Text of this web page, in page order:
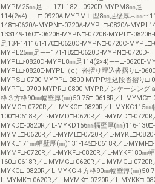
MYPM25㎜足――171-182□-0920D-MYPM8㎜足
114(2×4)――□-0920A-MYPMＬ型8㎜足壁厚︵㎜
148□-0620A-MYPN□-0720A-MYPL□-0820A-
133149-160□-0620B-MYPN□-0720B-MYPL□-
足134-141161-170□-0620C-MYPN□-0720C-MYPL□-
MYPL25㎜足――171-182□-0620D-MYPN□-0720D-
MYPL□-0820D-MYPL8㎜足114(2×4)――□-0620E-
MYPL□-0820E-MYPL（c）沓摺り埋込沓摺り□-
MYPS□-0700-MYPP□-0800-MYPP埋込段沓摺り□-
MYPT□-0700-MYPR□-0800-MYPRノンケーシング
枠３方枠90㎜幅壁厚(㎜)50-75□-0618R／L-MYMC□-
MYMC□-0720R／L-MYKC□-0820R／L-MYKC115㎜
100□-0618R／L-MYMD□-0620R／L-MYMD□-0720R
MYKD□-0820R／L-MYKD156㎜幅壁厚(㎜)116-
MYME□-0620R／L-MYME□-0720R／L-MYKE□-
MYKE171㎜幅壁厚(㎜)131-145□-0618R／L-
MYMF□-0720R／L-MYKF□-0820R／L-MYKF180㎜
160□-0618R／L-MYMG□-0620R／L-MYMG□-0720R
MYKG□-0820R／L-MYKG４方枠90㎜幅壁厚(㎜)50-
L-MYMK□-0620R／L-MYMK□-0720R／L-MYKK□-